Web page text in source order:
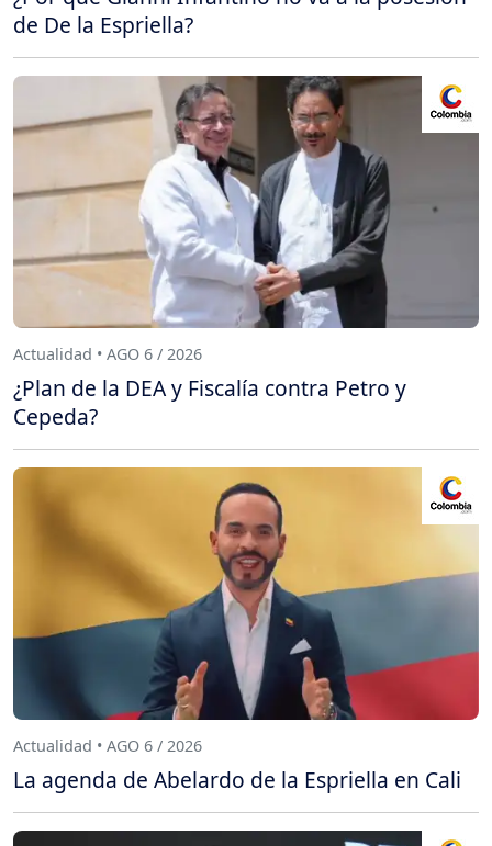
de De la Espriella?
Actualidad • AGO 6 / 2026
¿Plan de la DEA y Fiscalía contra Petro y
Cepeda?
Actualidad • AGO 6 / 2026
La agenda de Abelardo de la Espriella en Cali